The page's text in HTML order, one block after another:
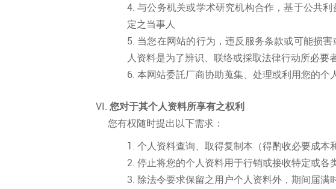
与公务机关或学术研究机构合作，基于公共
定之当事人
当您在网站的行为，违反服务条款或可能损
人资料是为了辨识、联络或採取法律行动所必要
本网站委託厂商协助蒐集、处理或利用您的
您对于其个人资料所享有之权利
您有权随时提出以下需求：
个人资料查询、取得复制本（得酌收必要成本
停止将您的个人资料用于行销或接收特定或各
除法令要求保留之用户个人资料外，期间届